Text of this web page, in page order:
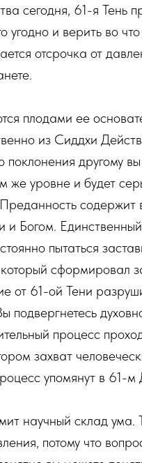
сегодня, 61-я Тень
и верить во
отсрочка от
плодами ее
из Сиддхи
другому
же уровне и будет
содержит
и Богом.
пытаться
сформировал
от 61-ой Тени
подвергнетесь
процесс
захват
упомянут в
научный склад
потому что